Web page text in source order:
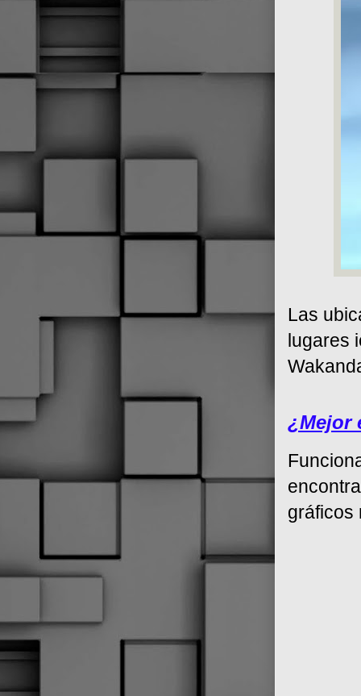
Las
lugares
¿Mejor
gráficos